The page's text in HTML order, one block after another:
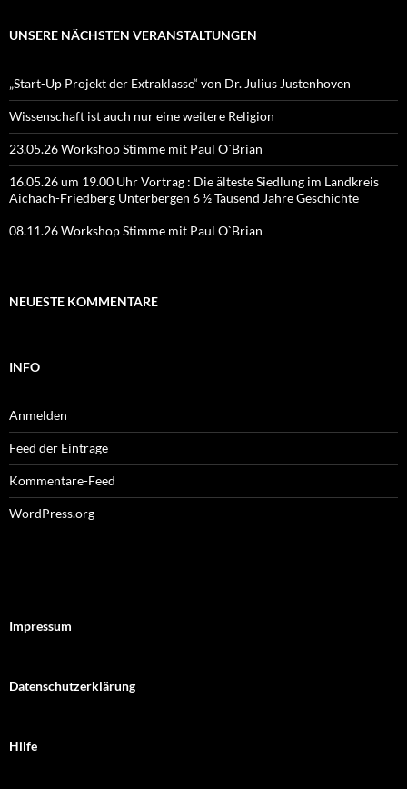
UNSERE NÄCHSTEN VERANSTALTUNGEN
„Start-Up Projekt der Extraklasse“ von Dr. Julius Justenhoven
Wissenschaft ist auch nur eine weitere Religion
23.05.26 Workshop Stimme mit Paul O`Brian
16.05.26 um 19.00 Uhr Vortrag : Die älteste Siedlung im Landkreis
Aichach-Friedberg Unterbergen 6 ½ Tausend Jahre Geschichte
08.11.26 Workshop Stimme mit Paul O`Brian
NEUESTE KOMMENTARE
INFO
Anmelden
Feed der Einträge
Kommentare-Feed
WordPress.org
Impressum
Datenschutzerklärung
Hilfe